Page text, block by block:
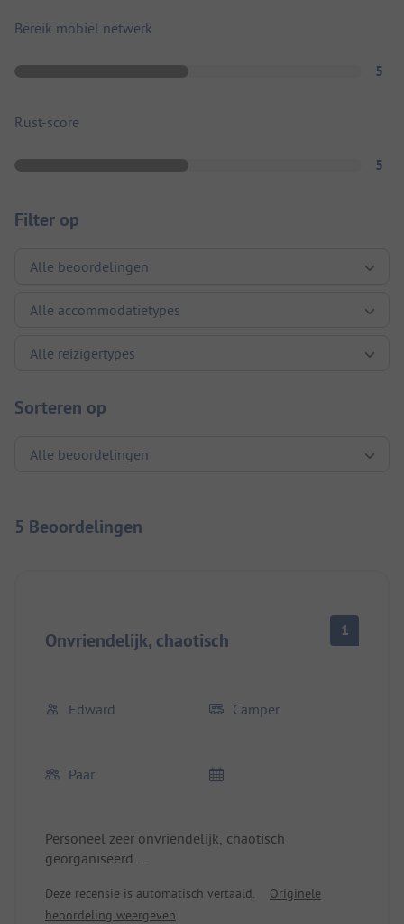
Bereik mobiel netwerk
5
Rust-score
5
Filter op
Sorteren op
5 Beoordelingen
Onvriendelijk, chaotisch 1
Edward Camper
Paar
Personeel zeer onvriendelijk, chaotisch
georganiseerd.
Bij boeking de afmetingen van de camper
opgegeven. De plaats was nog te klein en takken
Deze recensie is automatisch vertaald.
Originele
beoordeling weergeven